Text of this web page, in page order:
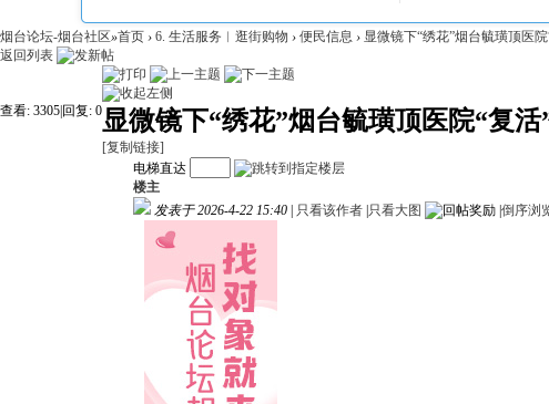
烟台论坛-烟台社区»首页 › 6. 生活服务︱逛街购物 › 便民信息 › 显微镜下“绣花”烟台毓璜顶医
返回列表
查看: 3305 回复: 0显微镜下“绣花”烟台毓璜顶医院“复
[复制链接]
电梯直达
楼主
发表于 2026-4-22 15:40
只看该作者 只看大图 倒序浏